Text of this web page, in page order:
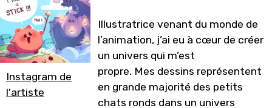
Instagram de
l'artiste
Illustratrice venant du monde de
l’animation, j’ai eu à cœur de créer
un univers qui m’est
propre. Mes dessins représentent
en grande majorité des petits
chats ronds dans un univers